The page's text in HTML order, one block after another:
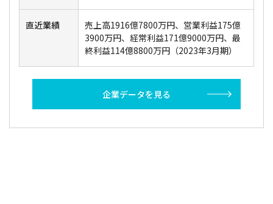
直近業績
売上高1916億7800万円、営業利益175億
3900万円、経常利益171億9000万円、最
終利益114億8800万円（2023年3月期）
企業データを見る